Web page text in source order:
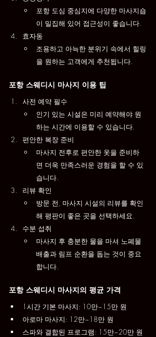
포항 도심 중심지에 다양한 마사지숍
이 밀집해 있어 접근성이 좋습니다.
효자동
조용하고 아늑한 분위기 속에서 힐링
을 원하는 고객에게 추천됩니다.
포항 스웨디시 마사지 이용 팁
사전 예약 필수
인기 있는 시설은 미리 예약해야 원
하는 시간에 이용할 수 있습니다.
편안한 복장 준비
마사지 전후로 편안한 옷을 준비하
면 더욱 만족스러운 경험을 할 수 있
습니다.
리뷰 확인
방문 전, 마사지 시설의 리뷰를 확인
해 평판이 좋은 곳을 선택하세요.
수분 섭취
마사지 후 충분한 물을 마셔 노폐물
배출과 림프 순환을 돕는 것이 중요
합니다.
포항 스웨디시 마사지의 평균 가격
1시간 기본 마사지: 10만~15만 원
아로마 마사지: 12만~18만 원
스파와 결합된 프로그램: 15만~20만 원